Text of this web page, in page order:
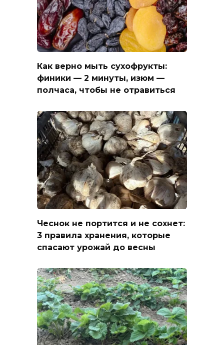
Как верно мыть сухофрукты:
финики — 2 минуты, изюм —
полчаса, чтобы не отравиться
Чеснок не портится и не сохнет:
3 правила хранения, которые
спасают урожай до весны